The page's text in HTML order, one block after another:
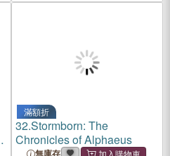
滿額折
32.Stormborn: The
Chronicles of Alphaeus
無庫存